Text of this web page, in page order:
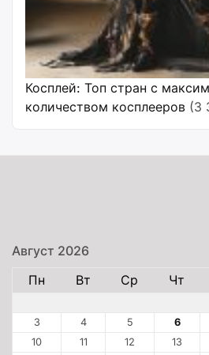
Косплей: Топ стран с
количеством косплееров (3
Август 2026
Пн
Вт Ср Чт
3
4 5 6
10
11 12 13